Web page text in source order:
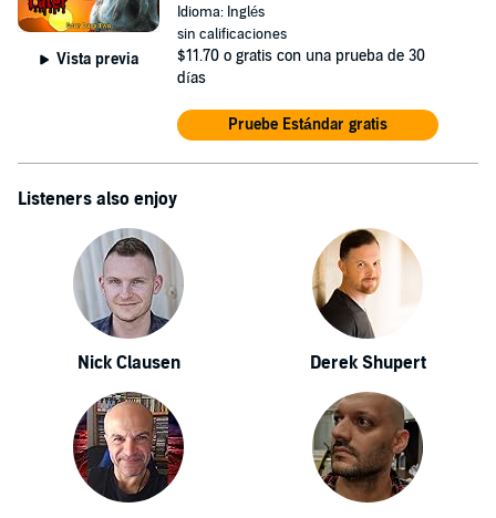
Vista previa
Idioma: Inglés
sin calificaciones
$11.70 o gratis con una prueba de 30
días
Pruebe Estándar gratis
Listeners also enjoy
Nick Clausen Derek Shupert